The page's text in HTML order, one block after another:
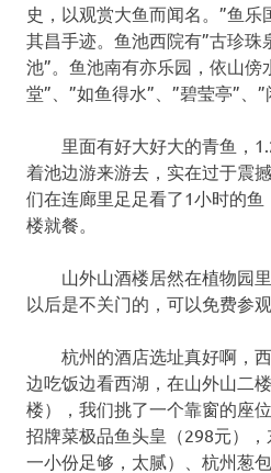
史，以观赏大鱼而闻名。”鱼
其昌手迹。鱼池西院有”古珍珠
池”。鱼池南有亦乐园，依山傍
堂”、”如鱼得水”、”碧莹亭”、”
里面有好大好大的青鱼，
着池边游来游去，实在过于震
们在连廊里足足看了1小时的
楼就餐。
山外山酒楼居然在植物园
以后是不关门的，可以免费参
杭州的酒店选址真好啊，
边吃饭边看西湖，在山外山二
楼），我们挑了一个靠窗的座
招牌菜极品鱼头皇（298元）
一小份足够，太腻）、杭州葱包